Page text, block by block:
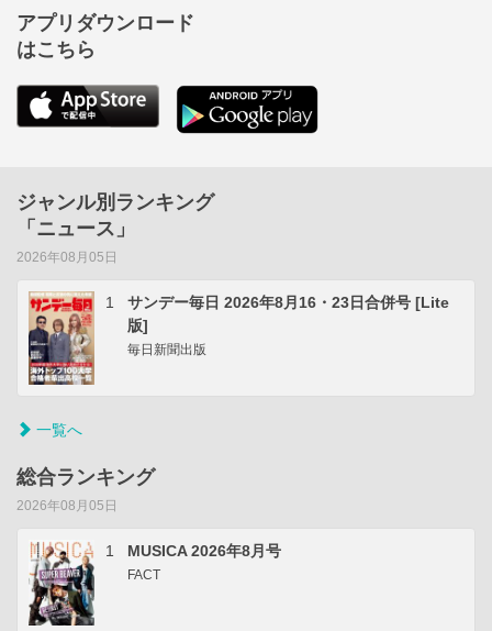
アプリダウンロード
はこちら
ジャンル別ランキング
「ニュース」
2026年08月05日
1
サンデー毎日 2026年8月16・23日合併号 [Lite
版]
毎日新聞出版
一覧へ
総合ランキング
2026年08月05日
1 MUSICA 2026年8月号
FACT